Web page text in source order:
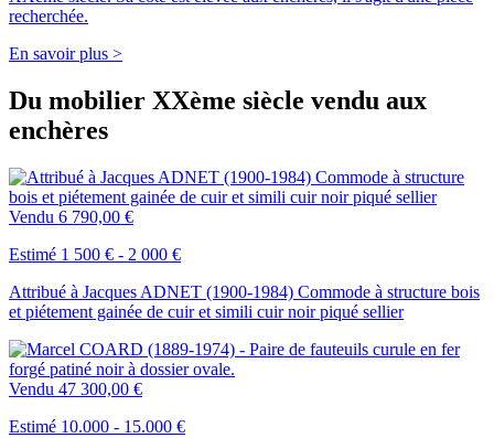
recherchée.
En savoir plus >
Du mobilier XXème siècle vendu aux
enchères
Vendu 6 790,00 €
Estimé 1 500 € - 2 000 €
Attribué à Jacques ADNET (1900-1984) Commode à structure bois
et piétement gainée de cuir et simili cuir noir piqué sellier
Vendu 47 300,00 €
Estimé 10.000 - 15.000 €